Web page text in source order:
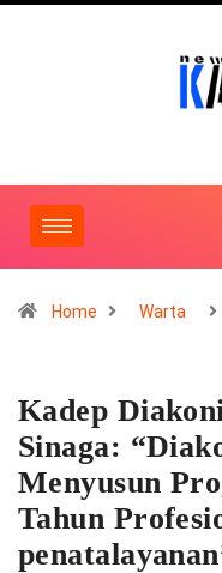
Home Warta
Kadep
Sinaga:
Menyusun
Tahun